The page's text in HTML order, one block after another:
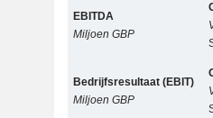
EBITDA
Miljoen GBP
Bedrijfsresultaat (EBIT)
Miljoen GBP